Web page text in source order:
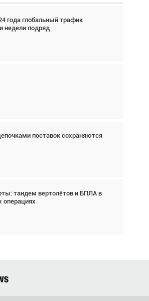
года глобальный трафик
недели подряд
поставок сохраняются
тандем вертолётов и БПЛА в
операциях
тандем вертолётов и БПЛА в
операциях
Дэйв Кох: «Фотография
себя... а ИИ всё портит»
года глобальный трафик
недели подряд
– это актив. Подходите к
образом